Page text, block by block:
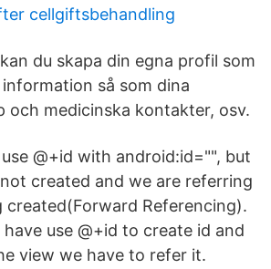
cellgiftsbehandling
du skapa din egna profil som
så som dina
och medicinska kontakter, osv.
@+id with android:id="", but
created and we are referring
Referencing).
use @+id to create id and
view we have to refer it.